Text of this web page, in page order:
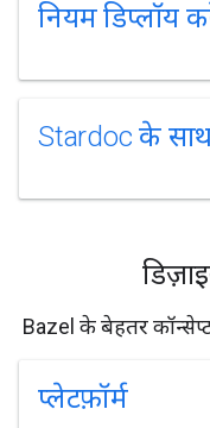
नियम डिप्लॉय
Stardoc के
Bazel के बेहतर कॉन्सेप्ट
प्‍लेटफ़ॉर्म